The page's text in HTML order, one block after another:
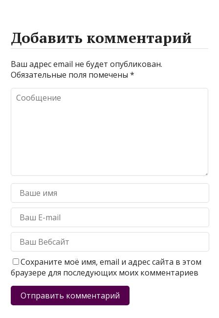
Добавить комментарий
Ваш адрес email не будет опубликован.
Обязательные поля помечены*
Сохраните моё имя, email и адрес сайта в этом
браузере для последующих моих комментариев